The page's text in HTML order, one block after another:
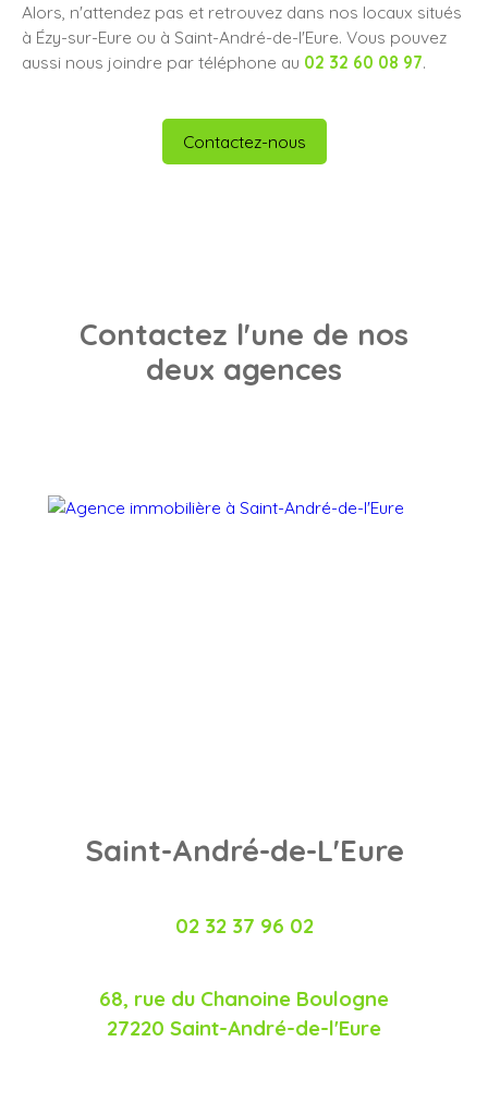
Alors, n'attendez pas et retrouvez dans nos locaux situés
à Ézy-sur-Eure ou à Saint-André-de-l'Eure. Vous pouvez
aussi nous joindre par téléphone au 02 32 60 08 97.
Contactez-nous
Contactez l'une de nos
deux agences
Saint-André-de-L'Eure
02 32 37 96 02
68, rue du Chanoine Boulogne
27220 Saint-André-de-l'Eure